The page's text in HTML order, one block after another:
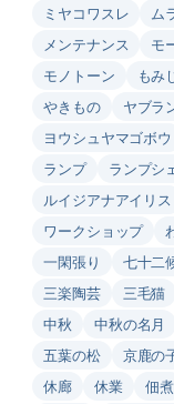
ミヤコワスレ
ム
メンテナンス
モ
モノトーン
もみ
やきもの
ヤブラ
ヨウシュヤマゴボウ
ランプ
ランプシ
ルイジアナアイリス
ワークショップ
一閑張り
七十二
三楽陶芸
三毛猫
中秋
中秋の名月
五葉の松
京鹿の
休廊
休業 佃煮